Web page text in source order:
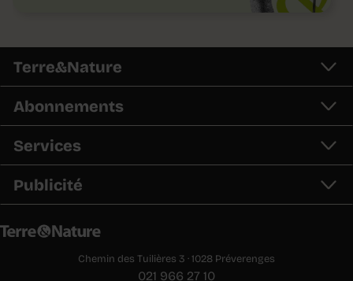
Terre&Nature
Abonnements
Services
Publicité
Chemin des Tuilières 3 · 1028 Préverenges
021 966 27 10